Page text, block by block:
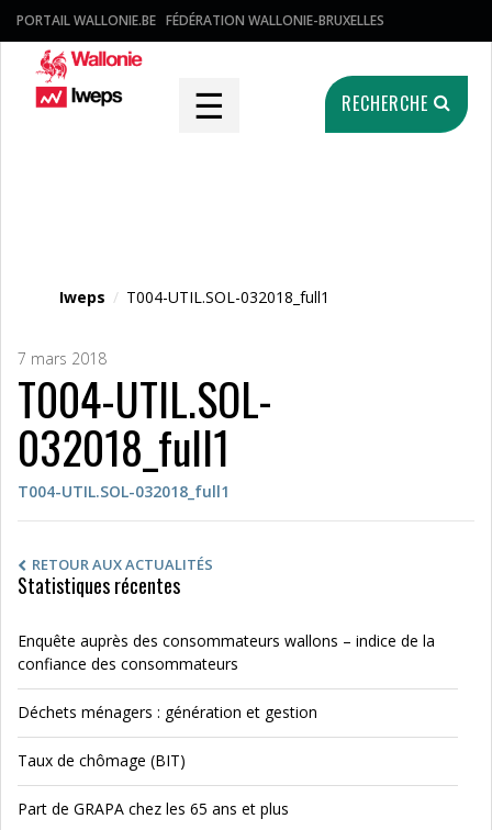
PORTAIL WALLONIE.BE FÉDÉRATION WALLONIE-BRUXELLES
☰ RECHERCHE
Iweps / T004-UTIL.SOL-032018_full1
7 mars 2018
T004-UTIL.SOL-
032018_full1
T004-UTIL.SOL-032018_full1
RETOUR AUX ACTUALITÉS
Statistiques récentes
Enquête auprès des consommateurs wallons – indice de la
confiance des consommateurs
Déchets ménagers : génération et gestion
Taux de chômage (BIT)
Part de GRAPA chez les 65 ans et plus